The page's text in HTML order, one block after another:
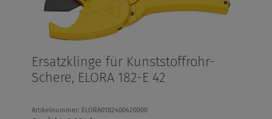
Ersatzklinge für Kunststoffrohr-
Schere, ELORA 182-E 42
Artikelnummer: ELORA0182400420000